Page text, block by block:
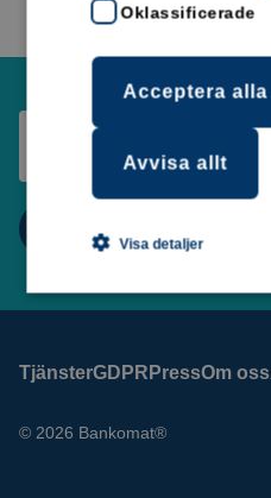
TjänsterGDPR PressOm oss
© 2026 Bankomat®
Oklassificerade
Acceptera alla
Avvisa allt
Visa detaljer